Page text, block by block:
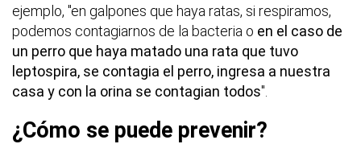
ejemplo, "en galpones que haya ratas, si respiramos,
podemos contagiarnos de la bacteria o en el caso de
un perro que haya matado una rata que tuvo
leptospira, se contagia el perro, ingresa a nuestra
casa y con la orina se contagian todos".
¿Cómo se puede prevenir?